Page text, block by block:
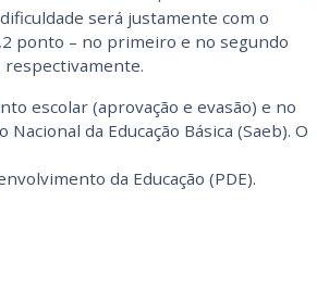
será justamente com o
ponto – no primeiro e no segundo
respectivamente.
escolar (aprovação e evasão) e no
da Educação Básica (Saeb). O
da Educação (PDE).